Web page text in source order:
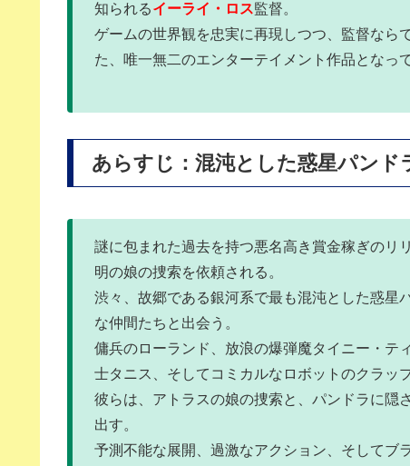
知られるイーライ・ロス監督。
ゲームの世界観を忠実に再現しつつ、監督なら
た、唯一無二のエンターテイメント作品となっ
あらすじ：混沌とした惑星パンド
謎に包まれた過去を持つ悪名高き賞金稼ぎのリ
明の娘の捜索を依頼される。
渋々、故郷である銀河系で最も混沌とした惑星
な仲間たちと出会う。
傭兵のローランド、放浪の爆弾魔タイニー・テ
士タニス、そしてコミカルなロボットのクラッ
彼らは、アトラスの娘の捜索と、パンドラに隠
出す。
予測不能な展開、過激なアクション、そしてブ